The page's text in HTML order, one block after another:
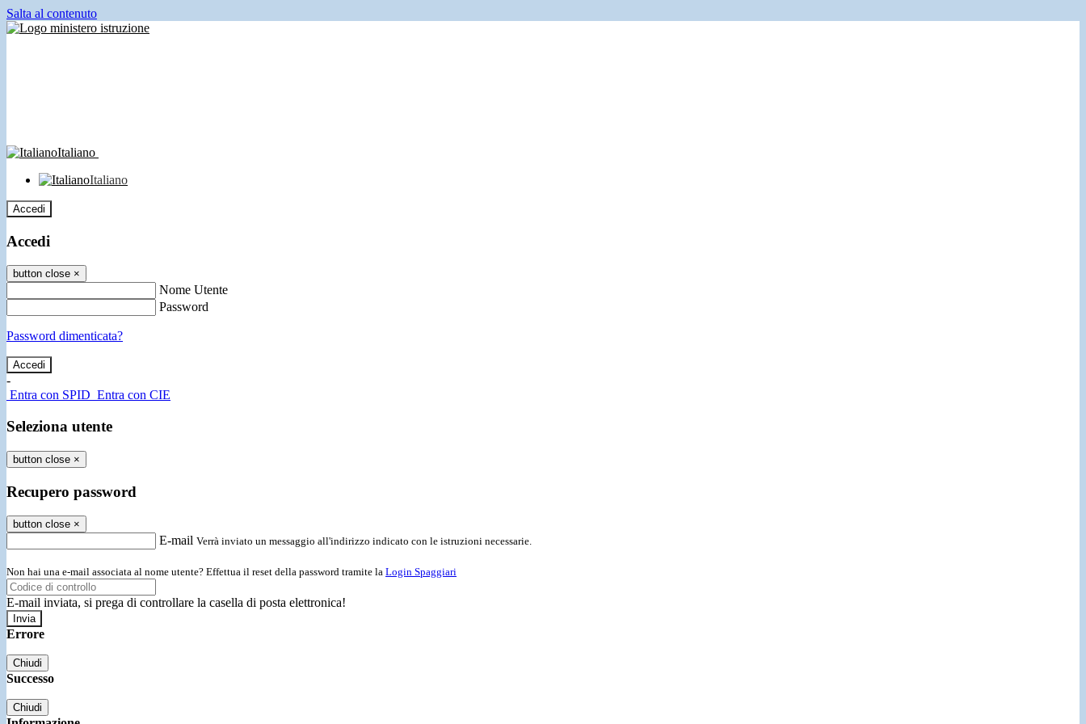
Salta al contenuto
Italiano
Italiano
Accedi
Accedi
button close ×
Nome Utente
Password
Password dimenticata?
-
Entra con SPID Entra con CIE
Seleziona utente
button close ×
Recupero password
button close ×
E-mail Verrà inviato un messaggio all'indirizzo indicato con le istruzioni necessarie.
Non hai una e-mail associata al nome utente? Effettua il reset della password tramite la Login Spaggiari
E-mail inviata, si prega di controllare la casella di posta elettronica!
Errore
Chiudi
Successo
Chiudi